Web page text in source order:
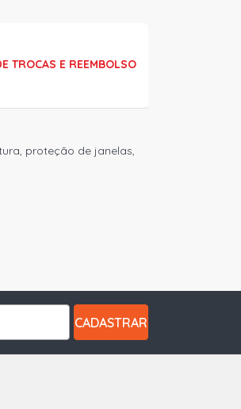
TROCAS E REEMBOLSO
proteção de janelas,
CADASTRAR